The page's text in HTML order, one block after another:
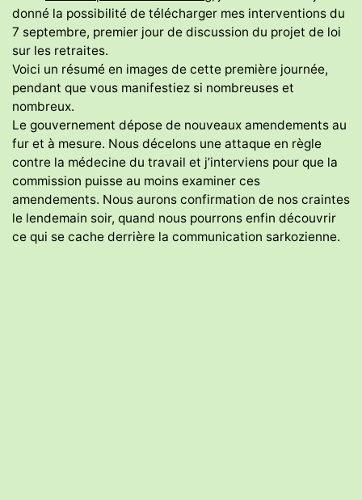
donné la possibilité de télécharger mes interventions du
7 septembre, premier jour de discussion du projet de loi
sur les retraites.
Voici un résumé en images de cette première journée,
pendant que vous manifestiez si nombreuses et
nombreux.
Le gouvernement dépose de nouveaux amendements au
fur et à mesure. Nous décelons une attaque en règle
contre la médecine du travail et j’interviens pour que la
commission puisse au moins examiner ces
amendements. Nous aurons confirmation de nos craintes
le lendemain soir, quand nous pourrons enfin découvrir
ce qui se cache derrière la communication sarkozienne.